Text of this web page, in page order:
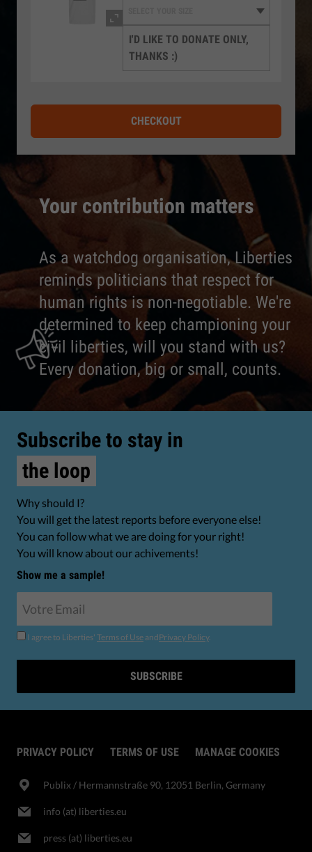
Your contribution matters
As a watchdog organisation, Liberties
reminds politicians that respect for
human rights is non-negotiable. We're
determined to keep championing your
civil liberties, will you stand with us?
Every donation, big or small, counts.
I'D LIKE TO DONATE ONLY,
THANKS :)
CHECKOUT
Subscribe to stay in
the loop
Why should I?
You will get the latest reports before everyone else!
You can follow what we are doing for your right!
You will know about our achivements!
Show me a sample!
I agree to Liberties' Terms of Use andPrivacy Policy.
SUBSCRIBE
PRIVACY POLICY TERMS OF USE MANAGE COOKIES
Publix​ / Hermannstraße 90, 12051 Berlin, Germany
info (at) liberties.eu
press (at) liberties.eu